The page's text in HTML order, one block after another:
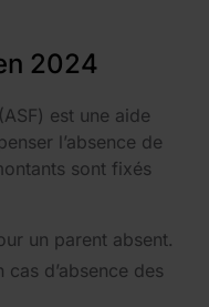
2024
est une aide
l’absence de
sont fixés
un parent absent.
cas d’absence des